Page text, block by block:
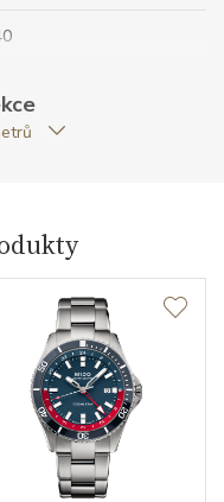
80 Automatic